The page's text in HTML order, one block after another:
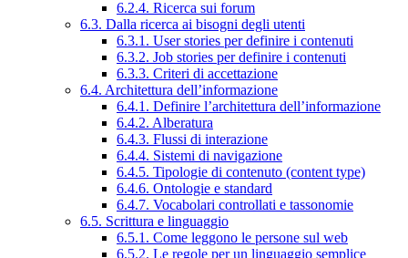
6.2.4. Ricerca sui forum
6.3. Dalla ricerca ai bisogni degli utenti
6.3.1. User stories per definire i contenuti
6.3.2. Job stories per definire i contenuti
6.3.3. Criteri di accettazione
6.4. Architettura dell’informazione
6.4.1. Definire l’architettura dell’informazione
6.4.2. Alberatura
6.4.3. Flussi di interazione
6.4.4. Sistemi di navigazione
6.4.5. Tipologie di contenuto (content type)
6.4.6. Ontologie e standard
6.4.7. Vocabolari controllati e tassonomie
6.5. Scrittura e linguaggio
6.5.1. Come leggono le persone sul web
6.5.2. Le regole per un linguaggio semplice